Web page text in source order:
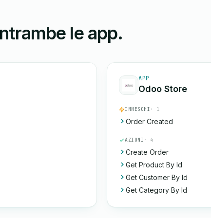
le app.
APP
Odoo Store
INNESCHI · 1
Order Created
AZIONI · 4
Create Order
Get Product By Id
Get Customer By Id
Get Category By Id